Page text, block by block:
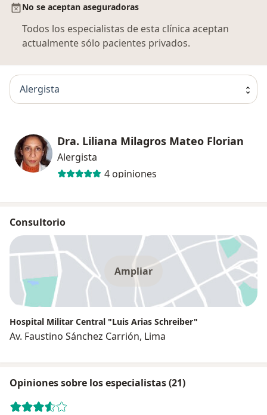
No se aceptan aseguradoras
Todos los especialistas de esta clínica aceptan
actualmente sólo pacientes privados.
Alergista
Dra. Liliana Milagros Mateo Florian
Alergista
4 opiniones
Consultorio
Ampliar
Hospital Militar Central "Luis Arias Schreiber"
Av. Faustino Sánchez Carrión, Lima
Opiniones sobre los especialistas (21)